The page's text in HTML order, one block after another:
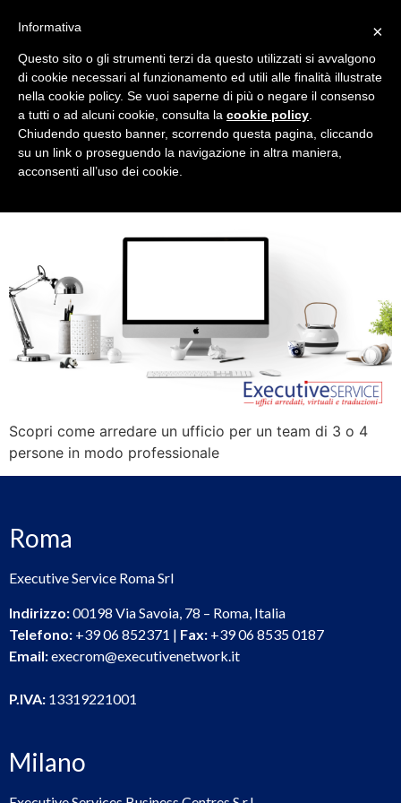
Tag:#interiordesign
Come arredare un piccolo
ufficio
Scopri come arredare un ufficio per un team di 3 o 4
persone in modo professionale
Roma
Executive Service Roma Srl
Indirizzo:00198 Via Savoia, 78 – Roma, Italia
Telefono: +39 06 852371 | Fax: +39 06 8535 0187
Email:execrom@executivenetwork.it
P.IVA: 13319221001
Milano
×
Informativa
Questo sito o gli strumenti terzi da questo utilizzati si avvalgono
di cookie necessari al funzionamento ed utili alle finalità illustrate
nella cookie policy. Se vuoi saperne di più o negare il consenso
a tutti o ad alcuni cookie, consulta la cookie policy.
Chiudendo questo banner, scorrendo questa pagina, cliccando
su un link o proseguendo la navigazione in altra maniera,
acconsenti all’uso dei cookie.